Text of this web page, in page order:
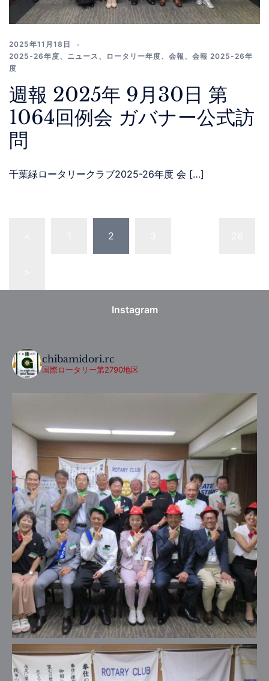
2025年11月18日
2025-26年度、 ニュース 、 ロータリー年度、 会報 、 会報 2025-26年
度
週報 2025年 9月30日 第
1064回例会 ガバナー公式訪
問
千葉緑ロータリークラブ2025-26年度 会 […]
2
Instagram
chibamidori.rc
国際ロータリー第2790地区